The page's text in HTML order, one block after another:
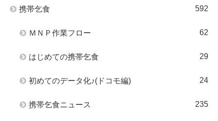
携帯乞食 592
ＭＮＰ作業フロー 62
はじめての携帯乞食 29
初めてのデータ化♪(ドコモ編) 24
携帯乞食ニュース 235